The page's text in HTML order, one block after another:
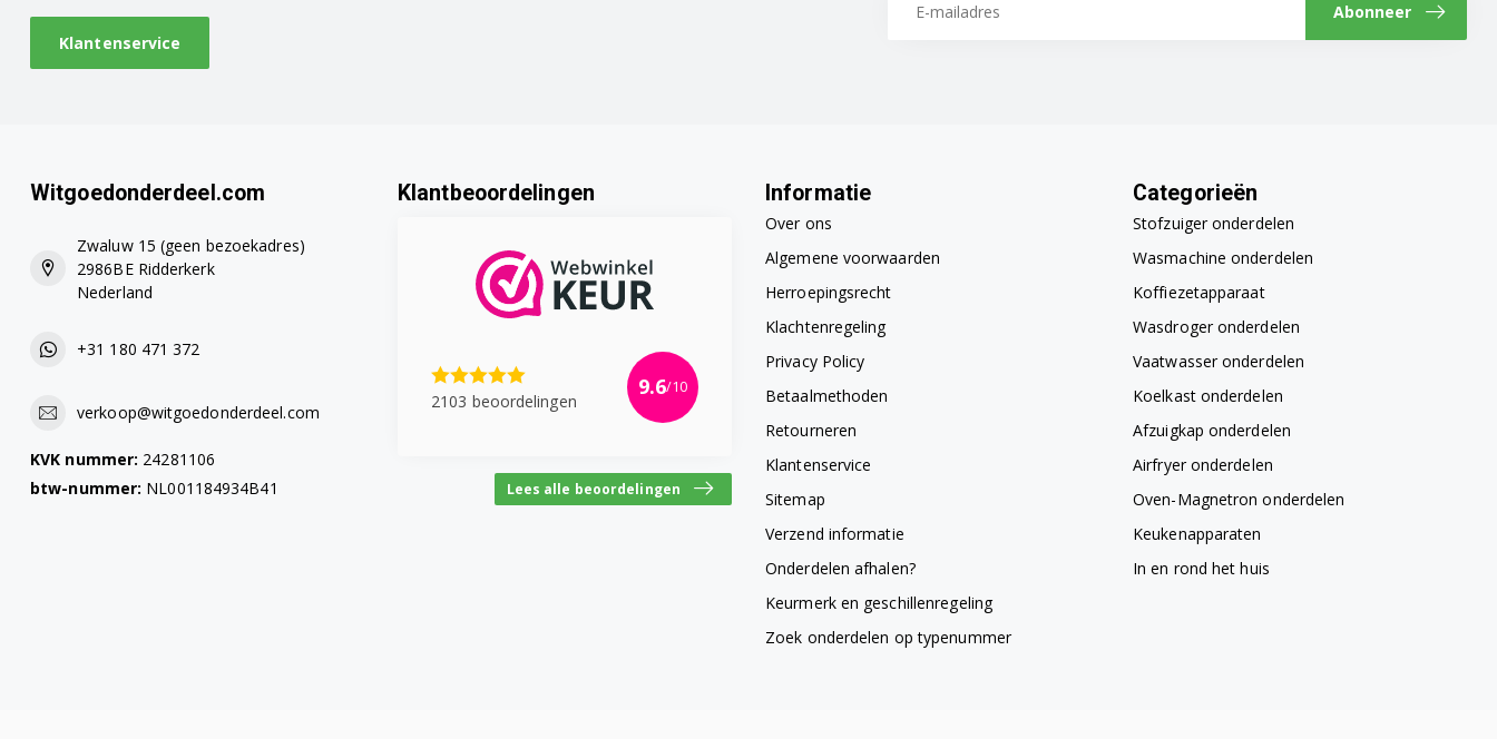
Klantenservice
Abonneer
Witgoedonderdeel.com
Zwaluw 15 (geen bezoekadres)
2986BE Ridderkerk
Nederland
+31 180 471 372
verkoop@witgoedonderdeel.com
KVK nummer: 24281106
btw-nummer: NL001184934B41
Klantbeoordelingen
2103 beoordelingen
9.6/10
Lees alle beoordelingen
Informatie
Over ons
Algemene voorwaarden
Herroepingsrecht
Klachtenregeling
Privacy Policy
Betaalmethoden
Retourneren
Klantenservice
Sitemap
Verzend informatie
Onderdelen afhalen?
Keurmerk en geschillenregeling
Zoek onderdelen op typenummer
Categorieën
Stofzuiger onderdelen
Wasmachine onderdelen
Koffiezetapparaat
Wasdroger onderdelen
Vaatwasser onderdelen
Koelkast onderdelen
Afzuigkap onderdelen
Airfryer onderdelen
Oven-Magnetron onderdelen
Keukenapparaten
In en rond het huis